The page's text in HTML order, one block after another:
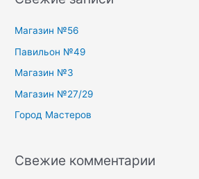
h
f
o
Магазин №56
Павильон №49
Магазин №3
Магазин №27/29
Город Мастеров
Свежие комментарии